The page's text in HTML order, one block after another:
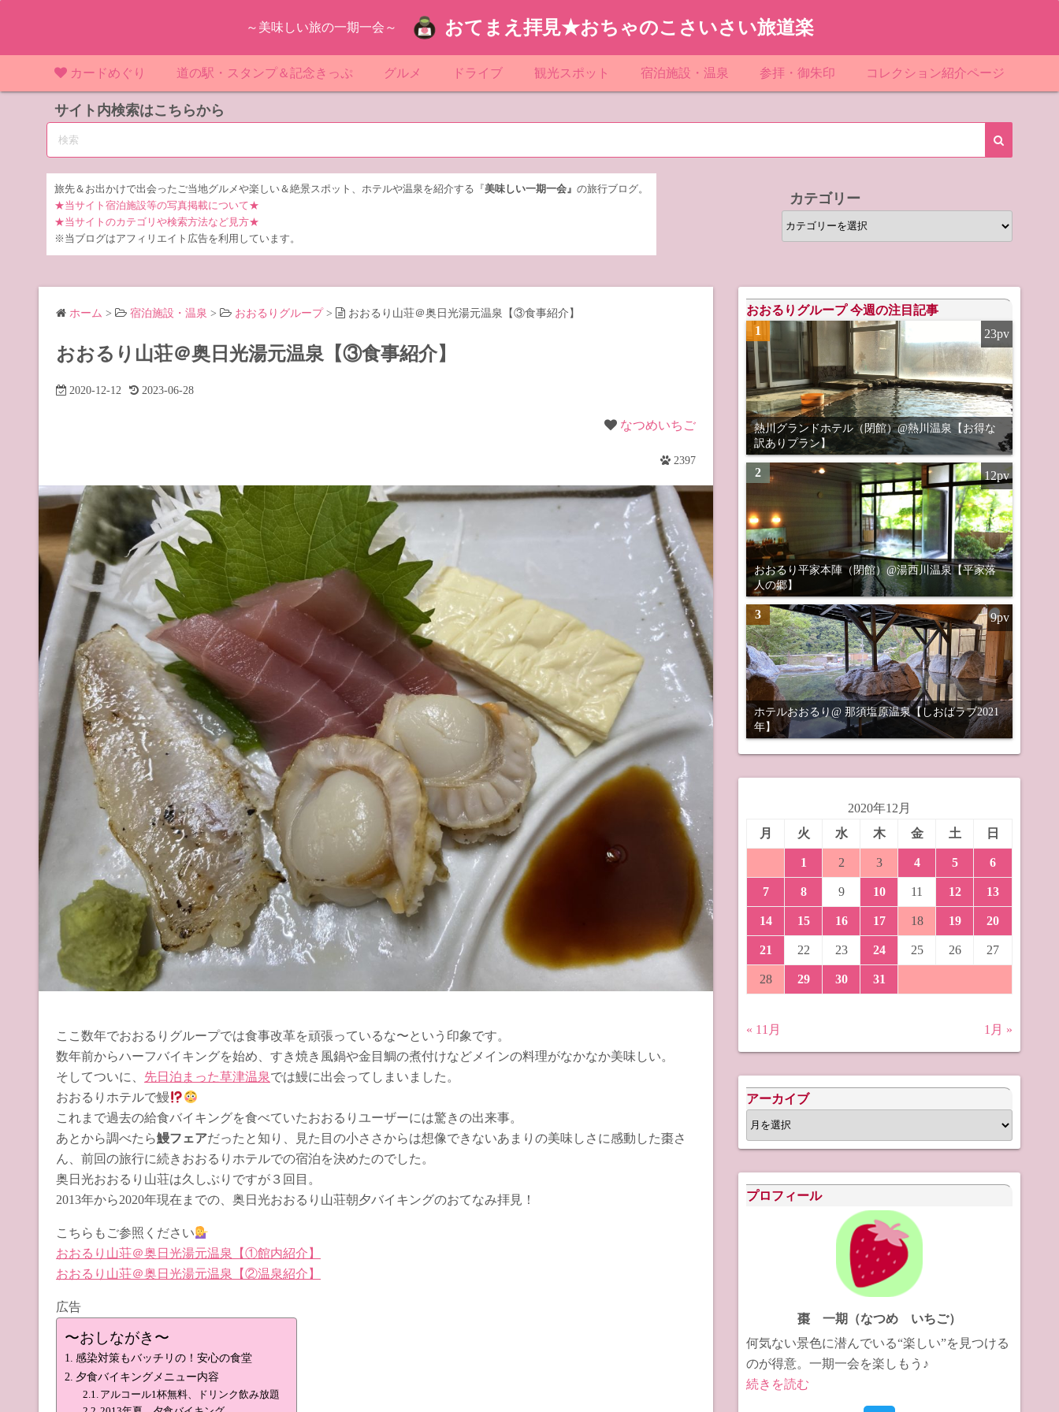
ツ
～美味しい旅の一期一会～ おてまえ拝見★おちゃのこさいさい旅道楽
カードめぐり
マンホールカード マンホールカード（関東）
埼玉県のマンホール
茨城県のマンホール
栃木県のマンホール
マンホールカード（東北） 宮城県のマンホール
マンホールカード（中部）
IKEカード
KAWAカード
橋カード
ダムカード
LOGetカード
道の駅・スタンプ＆記念きっぷ
道の駅（関東）
道の駅 埼玉
道の駅 茨城
道の駅 群馬
道の駅 山梨
道の駅 静岡
道の駅（東北） 道の駅 宮城
道の駅（北陸）
グルメ ドライブ 観光スポット
遊び・体験
宿泊施設・温泉
スーパーホテル
シティホテル・ビジネスホテル
参拝・御朱印 コレクション紹介ページ
「東北」道の駅スタンプ一覧
サイト内検索はこちらから
旅先＆お出かけで出会ったご当地グルメや楽しい＆絶景スポット、ホテルや温泉を紹介する『 美味しい一期一会』 の旅行ブログ。
★当サイト宿泊施設等の写真掲載について★
★当サイトのカテゴリや検索方法など見方★
※当ブログはアフィリエイト広告を利用しています。
カテゴリー
カ
テ
ー
ホーム > 宿泊施設・温泉 > おおるりグループ > おおるり山荘＠奥日光湯元温泉【③食事紹介】
おおるり山荘＠奥日光湯元温泉【③食事紹介】
2020-12-12 2023-06-28
なつめいちご
2397
ここ数年でおおるりグループでは食事改革を頑張っているな〜という印象です。
数年前からハーフバイキングを始め、すき焼き風鍋や金目鯛の煮付けなどメインの料理がなかなか美味しい。
そしてついに、 先日泊まった草津温泉では鰻に出会ってしまいました。
おおるりホテルで鰻
これまで過去の給食バイキングを食べていたおおるりユーザーには驚きの出来事。
あとから調べたら鰻フェアだったと知り、見た目の小ささからは想像できないあまりの美味しさに感動した棗さ
ん、前回の旅行に続きおおるりホテルでの宿泊を決めたのでした。
奥日光おおるり山荘は久しぶりですが３回目。
2013年から2020年現在までの、奥日光おおるり山荘朝夕バイキングのおてなみ拝見！
こちらもご参照ください
おおるり山荘＠奥日光湯元温泉【①館内紹介】
おおるり山荘＠奥日光湯元温泉【②温泉紹介】
広告
〜おしながき〜
感染対策もバッチリの！安心の食堂
夕食バイキングメニュー内容
アルコール1杯無料、ドリンク飲み放題
おおるりグループ 今週の注目記事
1
熱川グランドホテル（閉館）@熱川温泉【お得な
訳ありプラン】
23pv
2
おおるり平家本陣（閉館）@湯西川温泉【平家落
人の郷】
12pv
3
ホテルおおるり@ 那須塩原温泉【しおばラブ2021
年】
9pv
2020年12月
月
火 水 木 金 土 日
1 2 3 4 5 6
7 8 9 10 11 12 13
14 15 16 17 18 19 20
21 22 23 24 25 26 27
28 29 30 31
« 11月 1月 »
アーカイブ
ア
ー
ブ
プロフィール
棗 一期（なつめ いちご）
何気ない景色に潜んでいる“楽しい”を見つける
のが得意。一期一会を楽しもう♪
続きを読む